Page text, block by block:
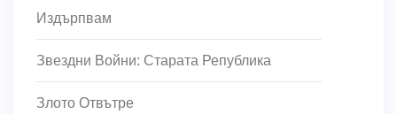
Издърпвам
Звездни Войни: Старата Република
Злото Отвътре